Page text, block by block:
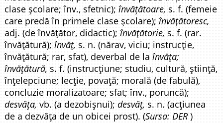
clase școlare; înv., sfetnic);învățătoare, s. f. (femeie
care predă în primele clase școlare);învățătoresc,
adj. (de învățător, didactic);învățătorie, s. f. (rar.
învățătură);învăț, s. n. (nărav, viciu; instrucție,
învățătură; rar, sfat), deverbal de laînvăța;
învățătură, s. f. (instrucțiune; studiu, cultură, știință,
înțelepciune; lecție, povață; morală (de fabulă),
concluzie moralizatoare; sfat; înv., poruncă);
desvăța, vb. (a dezobișnui);desvăț, s. n. (acțiunea
de a dezvăța de un obicei prost). (Sursa: DER)